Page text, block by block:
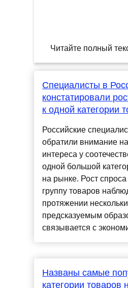
Читайте полный
Специалисты в
констатировали
к одной категории
Российские
обратили внимание
интереса у
одной большой
на рынке. Рост
группу товаров
протяжении
предсказуемым
связывается с
Названы самые
категории товаров